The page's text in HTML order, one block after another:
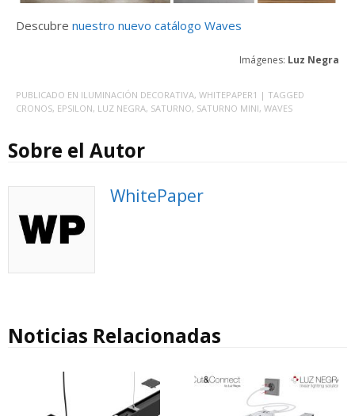
Descubre nuestro nuevo catálogo Waves
Imágenes: Luz Negra
PUBLICADO EN ILUMINACIÓN DECORATIVA, WHITEPAPER1 | TAGGED
CRONOS, EPSILON, LUZ NEGRA, SATURNO, SATURNO MINI, WAVES
Sobre el Autor
WhitePaper
Noticias Relacionadas